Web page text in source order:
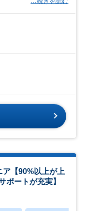
【90%以上が上
ポートが充実】